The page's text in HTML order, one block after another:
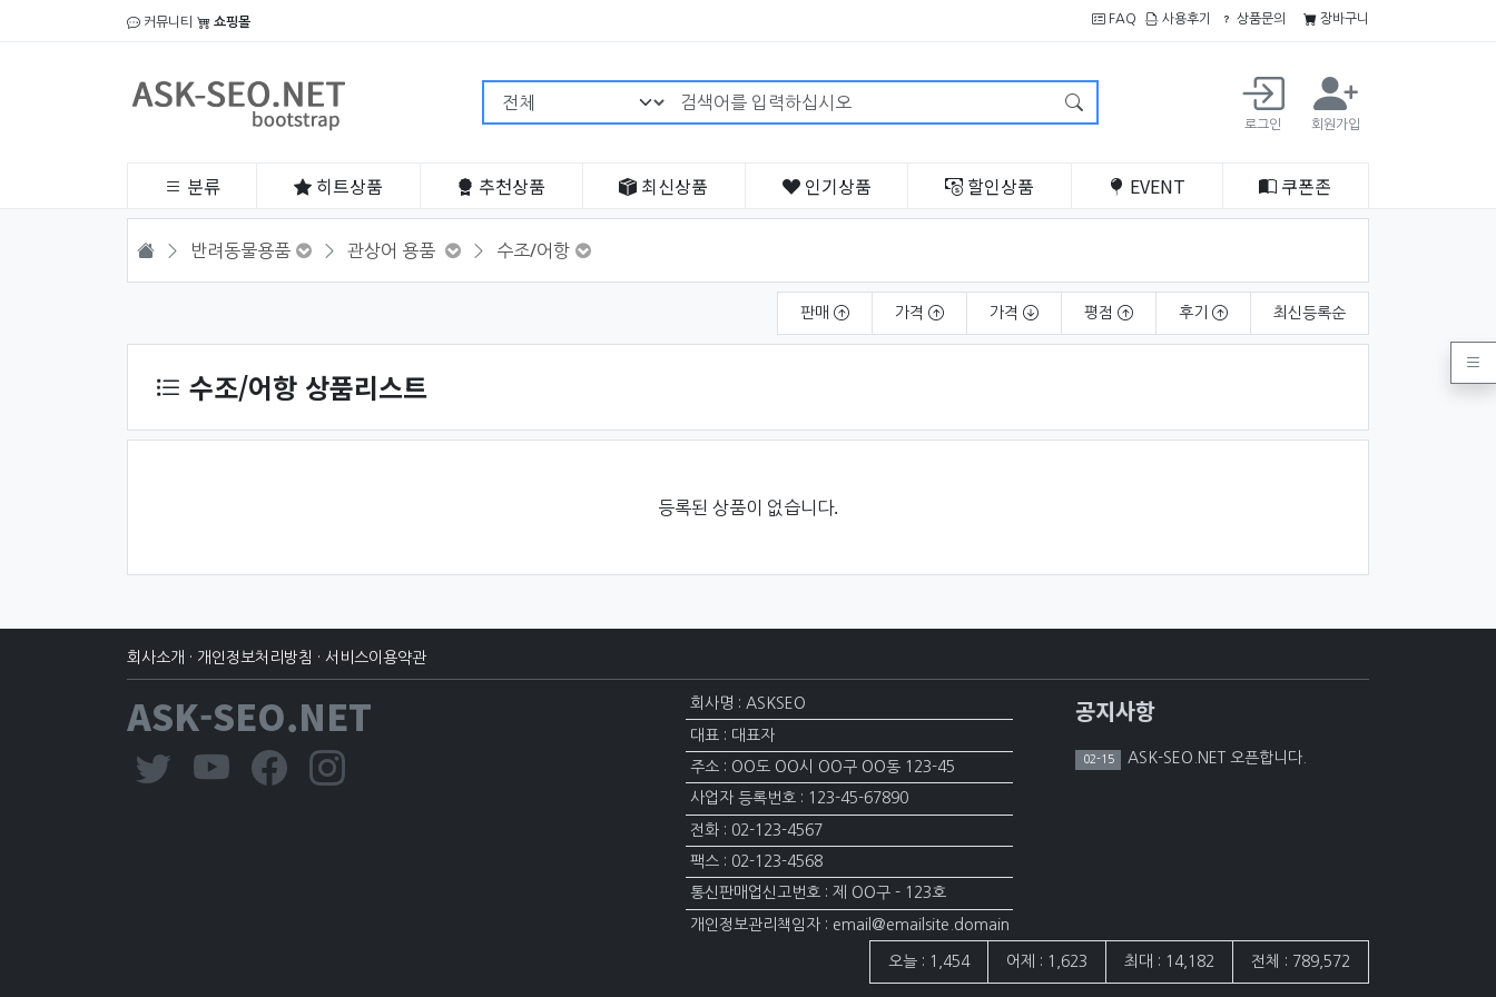
커뮤니티 쇼핑몰 FAQ 사용후기 상품문의 장바구니
검색어 필수
로그인 회원가입
분류 히트상품 추천상품 최신상품 인기상품 할인상품 EVENT 쿠폰존
HOME 반려동물용품 관상어 용품 수조/어항
판매 가격 가격 평점 후기 최신등록순
수조/어항 상품리스트
등록된 상품이 없습니다.
회사소개 · 개인정보처리방침 · 서비스이용약관
ASK-SEO.NET 회사명 : ASKSEO
대표 : 대표자
주소 : OO도 OO시 OO구 OO동 123-45
사업자 등록번호 : 123-45-67890
전화 : 02-123-4567
팩스 : 02-123-4568
통신판매업신고번호 : 제 OO구 - 123호
개인정보관리책임자 : email@emailsite.domain
공지사항
02-15 ASK-SEO.NET 오픈합니다.
접속자집계
오늘 : 1,454 어제 : 1,623 최대 : 14,182 전체 : 789,572